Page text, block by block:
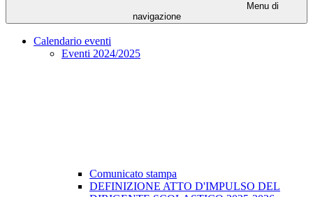
Menu di
navigazione
Calendario eventi
Eventi 2024/2025
Comunicato stampa
DEFINIZIONE ATTO D'IMPULSO DEL